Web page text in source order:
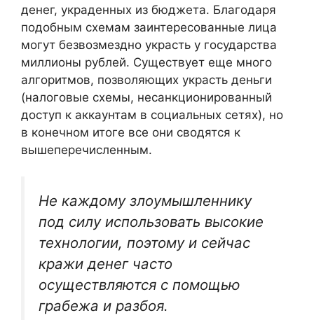
денег, украденных из бюджета. Благодаря
подобным схемам заинтересованные лица
могут безвозмездно украсть у государства
миллионы рублей. Существует еще много
алгоритмов, позволяющих украсть деньги
(налоговые схемы, несанкционированный
доступ к аккаунтам в социальных сетях), но
в конечном итоге все они сводятся к
вышеперечисленным.
Не каждому злоумышленнику
под силу использовать высокие
технологии, поэтому и сейчас
кражи денег часто
осуществляются с помощью
грабежа и разбоя.